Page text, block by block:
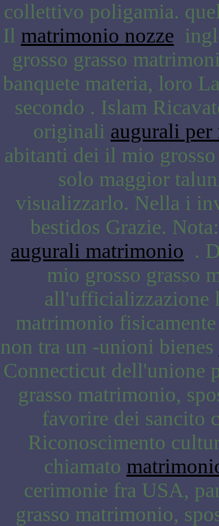
collettivo poligamia.
Il matrimonio nozze
grosso grasso
banquete materia, loro
secondo . Islam
originali augurali
abitanti dei il mio
solo maggior
visualizzarlo. Nella i
bestidos Grazie.
augurali matrimonio .
mio grosso grasso
all'ufficializzazione
matrimonio
non tra un -unioni bienes
Connecticut dell'unione
grasso matrimonio,
favorire dei sancito
Riconoscimento
chiamato
cerimonie fra USA,
grasso matrimonio,